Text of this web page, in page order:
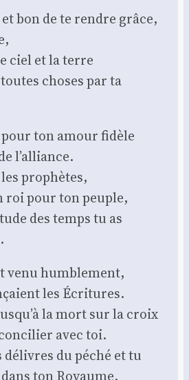
bon de te rendre grâce,
ciel et la terre
choses par ta
ton amour fidèle
l’alliance.
pro­phètes,
roi pour ton peuple,
des temps tu as
venu hum­ble­ment,
les Écri­tures.
la mort sur la croix
avec toi.
du péché et tu
ton Royaume.